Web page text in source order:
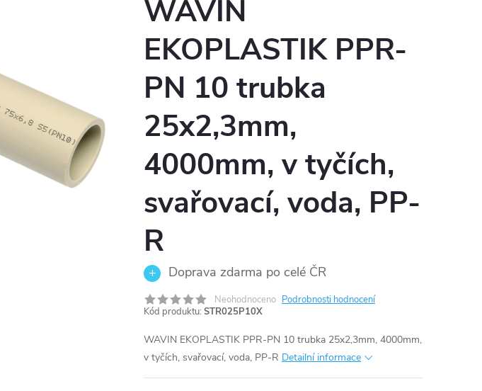
WAVIN
EKOPLASTIK PPR-
PN 10 trubka
25x2,3mm,
4000mm, v tyčích,
svařovací, voda, PP-
R
Doprava zdarma po celé ČR
Neohodnoceno Podrobnosti hodnocení
Kód produktu: STR025P10X
WAVIN EKOPLASTIK PPR-PN 10 trubka 25x2,3mm, 4000mm,
v tyčích, svařovací, voda, PP-R Detailní informace